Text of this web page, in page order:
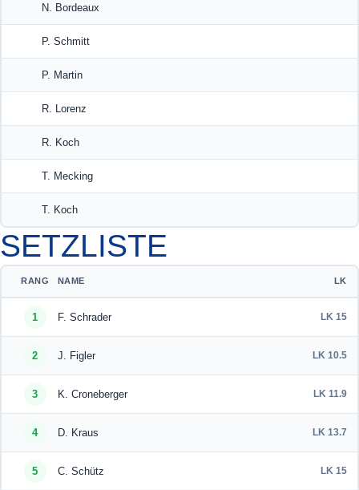
N. Bordeaux
P. Schmitt
P. Martin
R. Lorenz
R. Koch
T. Mecking
T. Koch
SETZLISTE
RANG NAME LK
1 F. Schrader LK 15
2 J. Figler LK 10.5
3 K. Croneberger LK 11.9
4 D. Kraus LK 13.7
5 C. Schütz LK 15